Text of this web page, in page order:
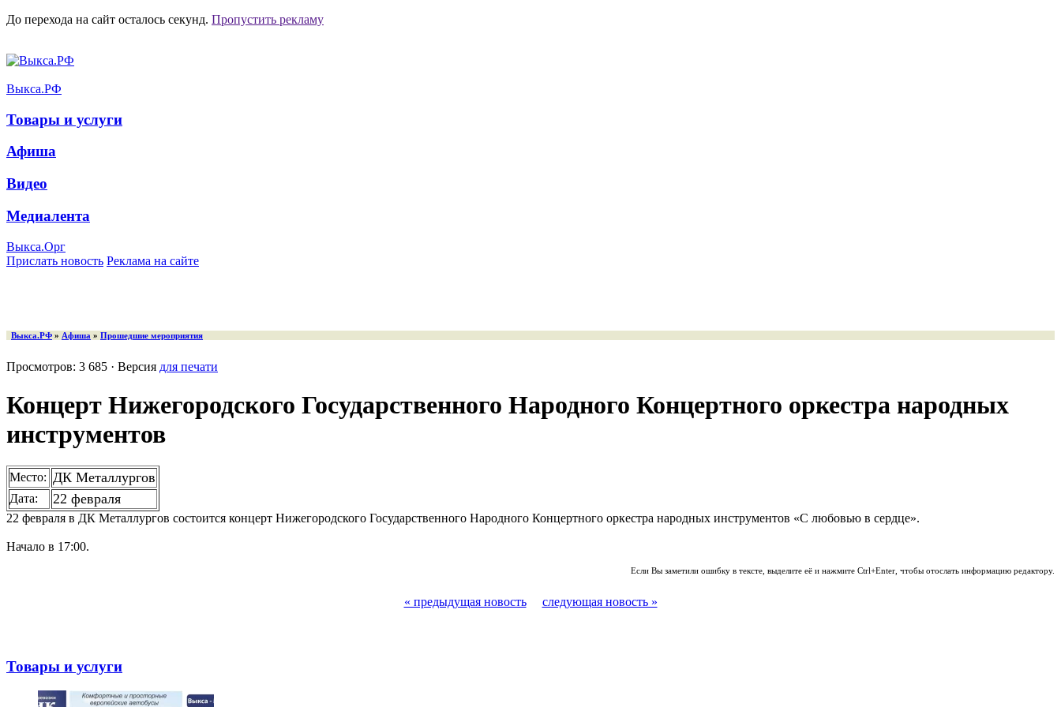
До перехода на сайт осталось секунд. Пропустить рекламу
Выкса.РФ
Товары и услуги
Афиша
Видео
Медиалента
Выкса.Орг
Прислать новость Реклама на сайте
Выкса.РФ » Афиша » Прошедшие мероприятия
Просмотров: 3 685 · Версия для печати
Концерт Нижегородского Государственного Народного Концертного оркестра народных
инструментов
Место: ДК Металлургов
Дата: 22 февраля
22 февраля в ДК Металлургов состоится концерт Нижегородского Государственного Народного Концертного оркестра народных инструментов «С любовью в сердце».
Начало в 17:00.
Если Вы заметили ошибку в тексте, выделите её и нажмите Ctrl+Enter, чтобы отослать информацию редактору.
« предыдущая новость следующая новость »
Товары и услуги